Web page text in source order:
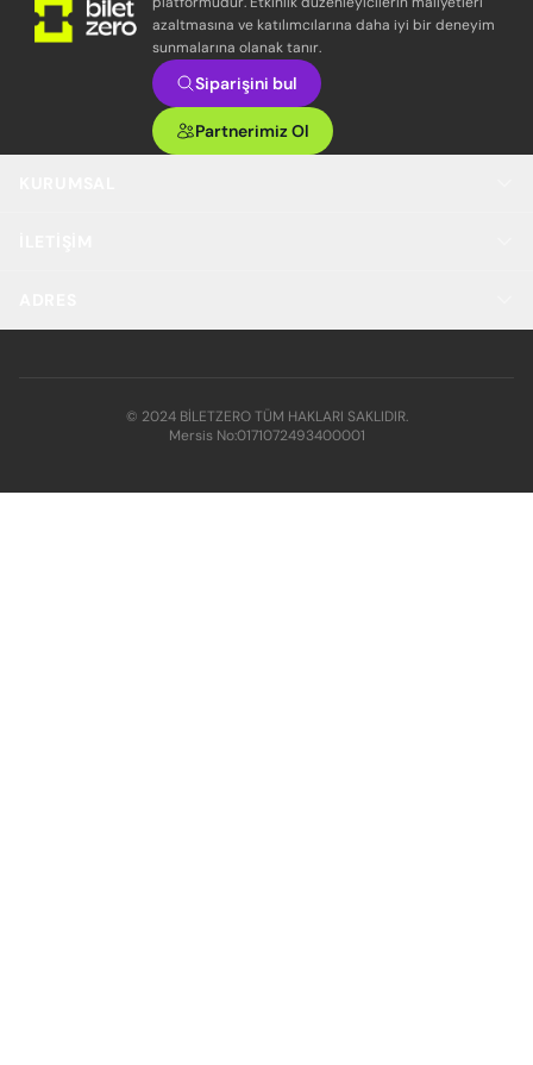
azaltmasına ve katılımcılarına daha iyi bir deneyim
sunmalarına olanak tanır.
Siparişini bul
Partnerimiz Ol
© 2024 BİLETZERO TÜM HAKLARI SAKLIDIR.
Mersis No:0171072493400001